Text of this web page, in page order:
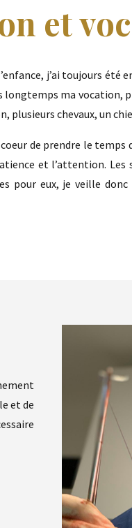
et
j’ai toujours été
longtemps ma vocation,
plusieurs chevaux, un
de prendre le
et l’attention.
pour eux, je veille
et de